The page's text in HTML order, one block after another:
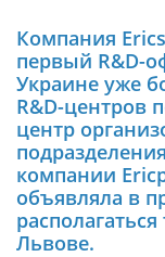
Компания
первый R&D-
Украине уже
R&D-центров
центр
компании
объявляла в
Львове.